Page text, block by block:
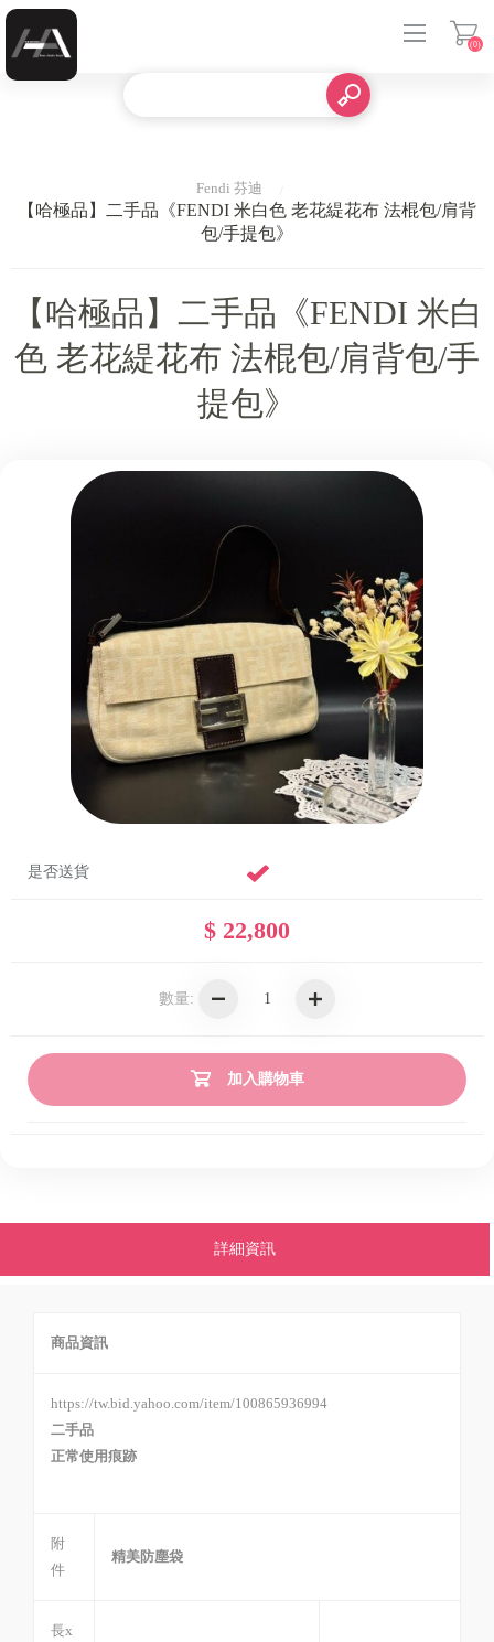
(0)
Fendi 芬迪
【哈極品】二手品《FENDI 米白色 老花緹花布 法棍包/肩背
包/手提包》
【哈極品】二手品《FENDI 米白
色 老花緹花布 法棍包/肩背包/手
提包》
是否送貨
$ 22,800
數量:
加入購物車
詳細資訊
商品資訊
https://tw.bid.yahoo.com/item/100865936994
二手品
正常使用痕跡
附
件
精美防塵袋
長x